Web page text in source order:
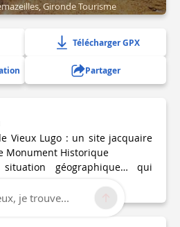
Gironde Tourisme
Télécharger GPX
Partager
Vieux Lugo : un site jacquaire
Monument Historique
géographique… qui
je trouve...